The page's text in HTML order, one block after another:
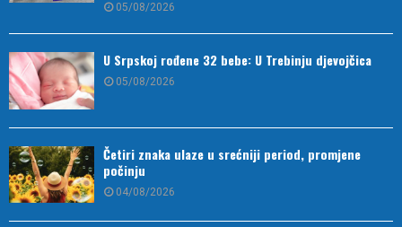
05/08/2026
U Srpskoj rođene 32 bebe: U Trebinju djevojčica
05/08/2026
Četiri znaka ulaze u srećniji period, promjene
počinju
04/08/2026